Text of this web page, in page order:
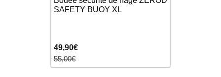
SAFETY BUOY XL
49,90€
55,00€